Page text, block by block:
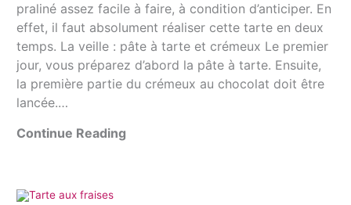
praliné assez facile à faire, à condition d’anticiper. En
effet, il faut absolument réaliser cette tarte en deux
temps. La veille : pâte à tarte et crémeux Le premier
jour, vous préparez d’abord la pâte à tarte. Ensuite,
la première partie du crémeux au chocolat doit être
lancée.…
Continue Reading